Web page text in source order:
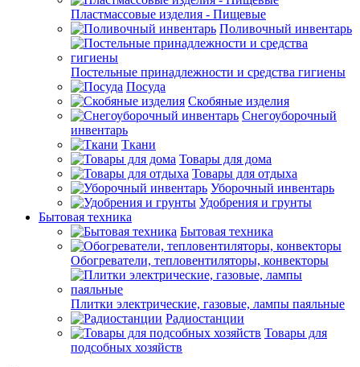
Пластмассовые изделия - Пищевые
Поливочный инвентарь
Постельные принадлежности и средства гигиены
Посуда
Скобяные изделия
Снегоуборочный
инвентарь
Ткани
Товары для дома
Товары для отдыха
Уборочный инвентарь
Удобрения и грунты
Бытовая техника
Бытовая техника
Обогреватели, тепловентиляторы, конвекторы
Плитки электрические, газовые, лампы паяльные
Радиостанции
Товары для
подсобных хозяйств